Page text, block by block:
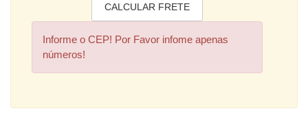
Informe o CEP! Por Favor infome apenas
números!